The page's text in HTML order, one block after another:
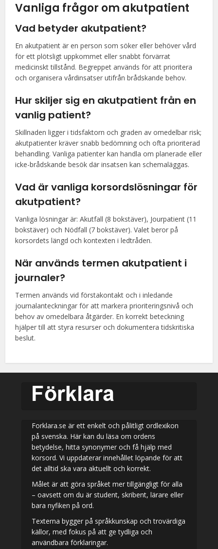
Vanliga frågor om akutpatient
Vad betyder akutpatient?
En akutpatient är en person som söker eller behöver vård
för ett plötsligt uppkommet eller snabbt förvärrat
medicinskt tillstånd. Begreppet används för att prioritera
och organisera vårdinsatser utifrån brådskande behov.
Hur skiljer sig en akutpatient från en
vanlig patient?
Skillnaden ligger i tidsfaktorn och graden av omedelbar risk;
akutpatienter kräver snabb bedömning och ofta prioriterad
behandling. Vanliga patienter kan handla om planerade eller
icke-brådskande besök där insatsen kan schemaläggas.
Vad är vanliga korsordslösningar för
akutpatient?
Vanliga lösningar är: Akutfall (8 bokstäver), Jourpatient (11
bokstäver) och Nödfall (7 bokstäver). Valet beror på
korsordets längd och kontexten i ledtråden.
När används termen akutpatient i
journaler?
Termen används vid förstakontakt och i inledande
journalanteckningar för att markera prioriteringsnivå och
behov av omedelbara åtgärder. En korrekt beteckning
hjälper till att styra resurser och dokumentera tidskritiska
beslut.
Forklara.se är ett enkelt och pålitligt ordlexikon
på svenska. Här kan du läsa om ordens
betydelse, hitta synonymer och få hjälp med
korsord. Vi uppdaterar innehållet löpande för att
det alltid ska vara aktuellt och korrekt.
Målet är att göra språket mer tillgängligt för alla
– oavsett om du är student, skribent, lärare eller
bara nyfiken på ord.
Texterna bygger på språkkunskap och trovärdiga
källor, med fokus på att ge tydliga och
användbara förklaringar.